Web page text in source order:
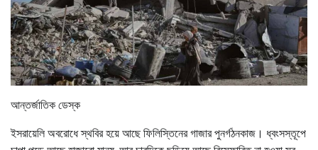
আন্তর্জাতিক ডেস্ক
ইসরায়েলি অবরোধে স্থবির হয়ে আছে ফিলিস্তিনের গাজার পুনর্গঠনকাজ। ধ্বংসস্তূপে